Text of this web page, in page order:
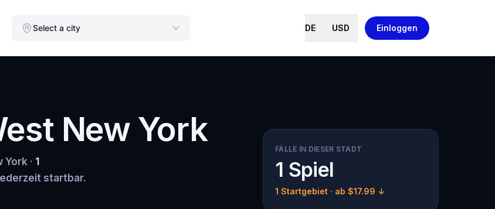
Select a city DE USD Einloggen
New York
· 1
startbar.
FÄLLE IN DIESER STADT
1 Spiel
1 Startgebiet · ab $17.99 ↓